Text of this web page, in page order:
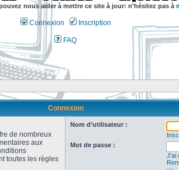
nous aider à mettre ce site à jour: n'hésitez pas à
Connexion Inscription
FAQ
Connexion
de nombreux
aux
toutes les règles
Nom d’utilisateur :
Mot de passe :